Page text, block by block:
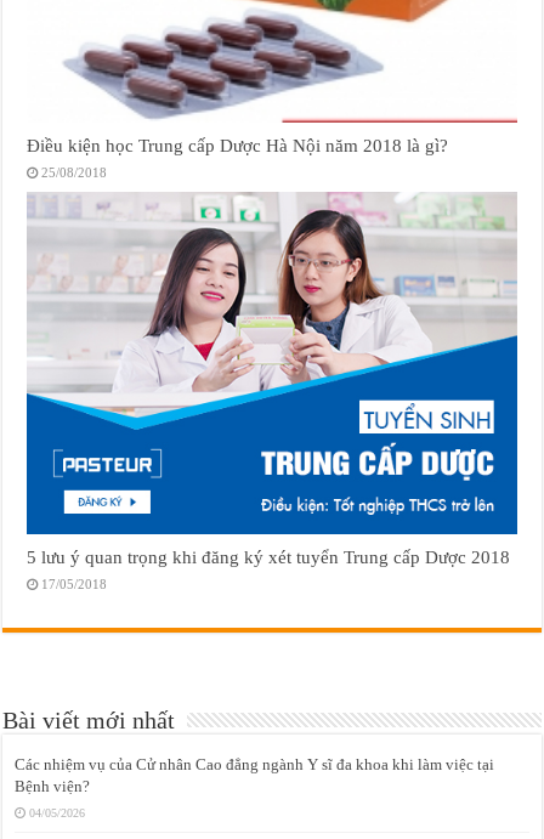
Điều kiện học Trung cấp Dược Hà Nội năm 2018 là gì?
25/08/2018
5 lưu ý quan trọng khi đăng ký xét tuyển Trung cấp Dược 2018
17/05/2018
Bài viết mới nhất
Các nhiệm vụ của Cử nhân Cao đẳng ngành Y sĩ đa khoa khi làm việc tại
Bệnh viện?
04/05/2026